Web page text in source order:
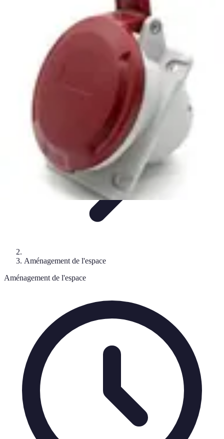
Activités ScolairesRentrée ScolaireAménagement de
Activités et Ressources
Retour en Classe
Aménagement de l'espace
Aménagement de l'espace